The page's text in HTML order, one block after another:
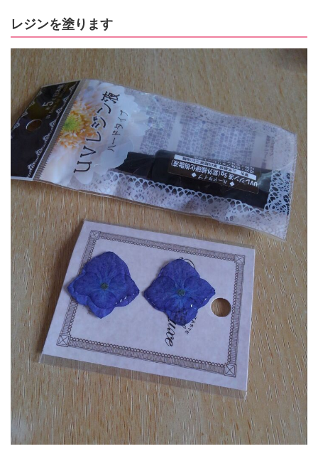
レジンを塗ります